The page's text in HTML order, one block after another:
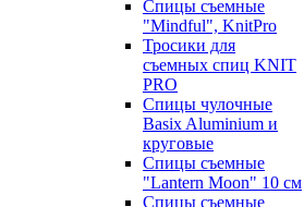
Спицы съемные
"Mindful", KnitPro
Тросики для
съемных спиц KNIT
PRO
Спицы чулочные
Basix Aluminium и
круговые
Спицы съемные
"Lantern Moon" 10 см
Спицы съемные